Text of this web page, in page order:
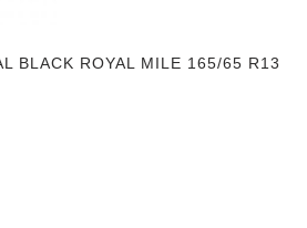
BLACK ROYAL MILE 165/65 R13